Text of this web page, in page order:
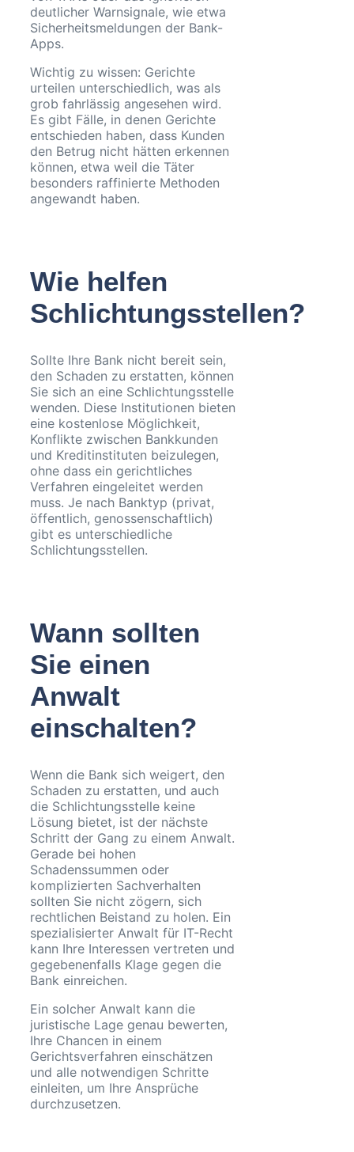
deutlicher Warnsignale, wie etwa
Sicherheitsmeldungen der Bank-
Apps.
Wichtig zu wissen: Gerichte
urteilen unterschiedlich, was als
grob fahrlässig angesehen wird.
Es gibt Fälle, in denen Gerichte
entschieden haben, dass Kunden
den Betrug nicht hätten erkennen
können, etwa weil die Täter
besonders raffinierte Methoden
angewandt haben.
Wie helfen
Schlichtungsstellen?
Sollte Ihre Bank nicht bereit sein,
den Schaden zu erstatten, können
Sie sich an eine Schlichtungsstelle
wenden. Diese Institutionen bieten
eine kostenlose Möglichkeit,
Konflikte zwischen Bankkunden
und Kreditinstituten beizulegen,
ohne dass ein gerichtliches
Verfahren eingeleitet werden
muss. Je nach Banktyp (privat,
öffentlich, genossenschaftlich)
gibt es unterschiedliche
Schlichtungsstellen.
Wann sollten
Sie einen
Anwalt
einschalten?
Wenn die Bank sich weigert, den
Schaden zu erstatten, und auch
die Schlichtungsstelle keine
Lösung bietet, ist der nächste
Schritt der Gang zu einem Anwalt.
Gerade bei hohen
Schadenssummen oder
komplizierten Sachverhalten
sollten Sie nicht zögern, sich
rechtlichen Beistand zu holen. Ein
spezialisierter Anwalt für IT-Recht
kann Ihre Interessen vertreten und
gegebenenfalls Klage gegen die
Bank einreichen.
Ein solcher Anwalt kann die
juristische Lage genau bewerten,
Ihre Chancen in einem
Gerichtsverfahren einschätzen
und alle notwendigen Schritte
einleiten, um Ihre Ansprüche
durchzusetzen.